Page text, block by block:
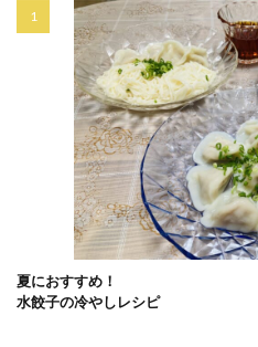
夏におすすめ！
水餃子の冷やしレシピ